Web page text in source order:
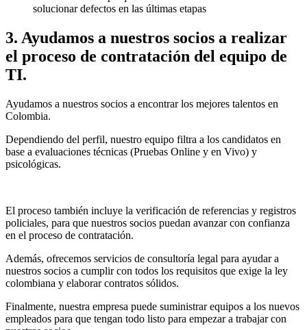
solucionar defectos en las últimas etapas
3. Ayudamos a nuestros socios a realizar
el proceso de contratación del equipo de
TI.
Ayudamos a nuestros socios a encontrar los mejores talentos en
Colombia.
Dependiendo del perfil, nuestro equipo filtra a los candidatos en
base a evaluaciones técnicas (Pruebas Online y en Vivo) y
psicológicas.
El proceso también incluye la verificación de referencias y registros
policiales, para que nuestros socios puedan avanzar con confianza
en el proceso de contratación.
Además, ofrecemos servicios de consultoría legal para ayudar a
nuestros socios a cumplir con todos los requisitos que exige la ley
colombiana y elaborar contratos sólidos.
Finalmente, nuestra empresa puede suministrar equipos a los nuevos
empleados para que tengan todo listo para empezar a trabajar con